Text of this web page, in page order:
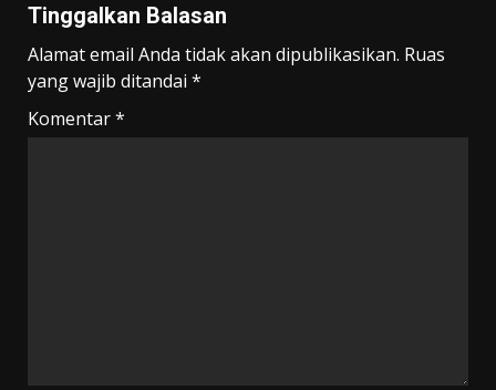
Tinggalkan Balasan
Alamat email Anda tidak akan dipublikasikan. Ruas
yang wajib ditandai *
Komentar*